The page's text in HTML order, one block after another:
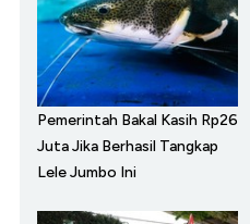
Pemerintah Bakal Kasih Rp26
Juta Jika Berhasil Tangkap
Lele Jumbo Ini